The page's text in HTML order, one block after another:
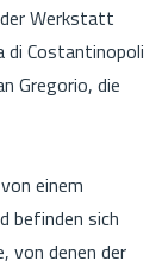
Werkstatt
di Costantinopoli
Gregorio, die
einem
befinden sich
von denen der